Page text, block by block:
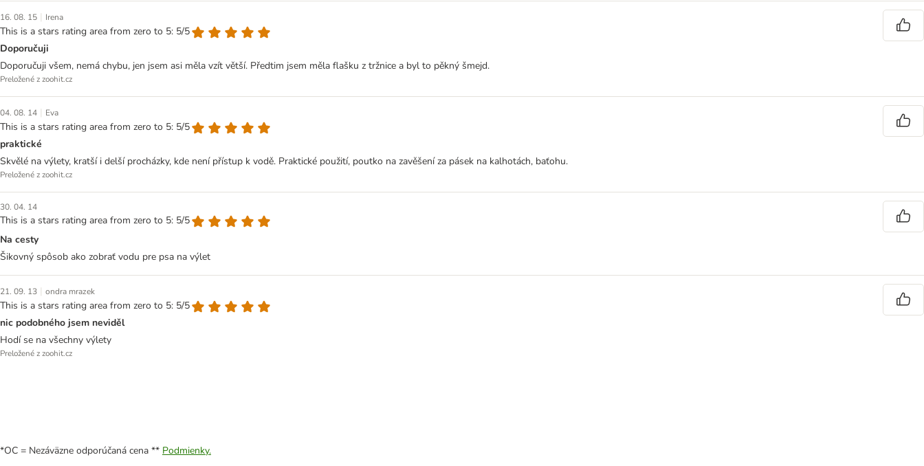
16. 08. 15 | Irena
This is a stars rating area from zero to 5: 5/5
Doporučuji
Doporučuji všem, nemá chybu, jen jsem asi měla vzít větší. Předtim jsem měla flašku z tržnice a byl to pěkný šmejd.
Preložené z zoohit.cz
04. 08. 14 | Eva
This is a stars rating area from zero to 5: 5/5
praktické
Skvělé na výlety, kratší i delší procházky, kde není přístup k vodě. Praktické použití, poutko na zavěšení za pásek na kalhotách, baťohu.
Preložené z zoohit.cz
30. 04. 14
This is a stars rating area from zero to 5: 5/5
Na cesty
Šikovný spôsob ako zobrať vodu pre psa na výlet
21. 09. 13 | ondra mrazek
This is a stars rating area from zero to 5: 5/5
nic podobného jsem neviděl
Hodí se na všechny výlety
Preložené z zoohit.cz
*OC = Nezáväzne odporúčaná cena ** Podmienky.